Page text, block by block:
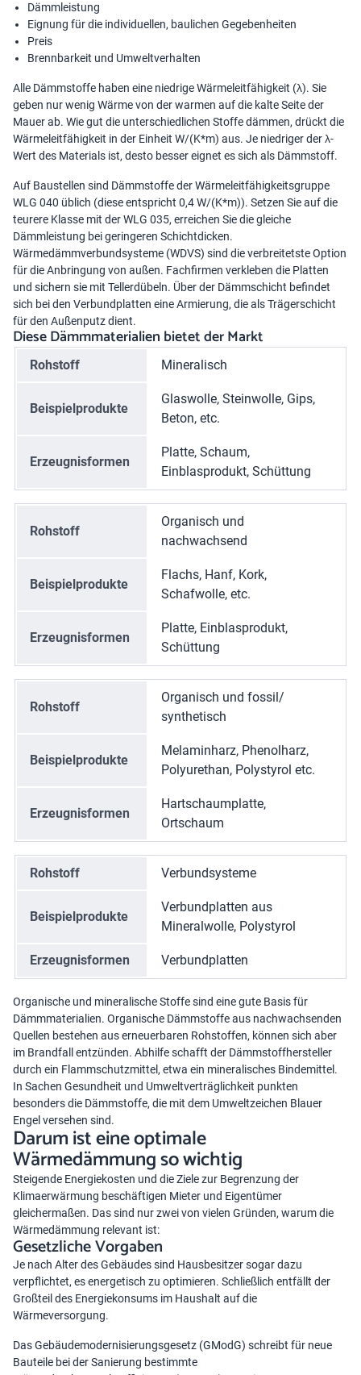
Dämmleistung
Eignung für die individuellen, baulichen Gegebenheiten
Preis
Brennbarkeit und Umweltverhalten
Alle Dämmstoffe haben eine niedrige Wärmeleitfähigkeit (λ). Sie
geben nur wenig Wärme von der warmen auf die kalte Seite der
Mauer ab. Wie gut die unterschiedlichen Stoffe dämmen, drückt die
Wärmeleitfähigkeit in der Einheit W/(K*m) aus. Je niedriger der λ-
Wert des Materials ist, desto besser eignet es sich als Dämmstoff.
Auf Baustellen sind Dämmstoffe der Wärmeleitfähigkeitsgruppe
WLG 040 üblich (diese entspricht 0,4 W/(K*m)). Setzen Sie auf die
teurere Klasse mit der WLG 035, erreichen Sie die gleiche
Dämmleistung bei geringeren Schichtdicken.
Wärmedämmverbundsysteme (WDVS) sind die verbreitetste Option
für die Anbringung von außen. Fachfirmen verkleben die Platten
und sichern sie mit Tellerdübeln. Über der Dämmschicht befindet
sich bei den Verbundplatten eine Armierung, die als Trägerschicht
für den Außenputz dient.
Diese Dämmmaterialien bietet der Markt
Rohstoff Mineralisch
Beispielprodukte
Glaswolle, Steinwolle, Gips,
Beton, etc.
Erzeugnisformen
Platte, Schaum,
Einblasprodukt, Schüttung
Rohstoff
Organisch und
nachwachsend
Beispielprodukte
Flachs, Hanf, Kork,
Schafwolle, etc.
Erzeugnisformen
Platte, Einblasprodukt,
Schüttung
Rohstoff
Organisch und fossil/
synthetisch
Beispielprodukte
Melaminharz, Phenolharz,
Polyurethan, Polystyrol etc.
Erzeugnisformen
Hartschaumplatte,
Ortschaum
Rohstoff Verbundsysteme
Beispielprodukte
Verbundplatten aus
Mineralwolle, Polystyrol
Erzeugnisformen Verbundplatten
Organische und mineralische Stoffe sind eine gute Basis für
Dämmmaterialien. Organische Dämmstoffe aus nachwachsenden
Quellen bestehen aus erneuerbaren Rohstoffen, können sich aber
im Brandfall entzünden. Abhilfe schafft der Dämmstoffhersteller
durch ein Flammschutzmittel, etwa ein mineralisches Bindemittel.
In Sachen Gesundheit und Umweltverträglichkeit punkten
besonders die Dämmstoffe, die mit dem Umweltzeichen Blauer
Engel versehen sind.
Darum ist eine optimale
Wärmedämmung so wichtig
Steigende Energiekosten und die Ziele zur Begrenzung der
Klimaerwärmung beschäftigen Mieter und Eigentümer
gleichermaßen. Das sind nur zwei von vielen Gründen, warum die
Wärmedämmung relevant ist:
Gesetzliche Vorgaben
Je nach Alter des Gebäudes sind Hausbesitzer sogar dazu
verpflichtet, es energetisch zu optimieren. Schließlich entfällt der
Großteil des Energiekonsums im Haushalt auf die
Wärmeversorgung.
DasGebäudemodernisierungsgesetz (GModG) schreibt für neue
Bauteile bei der Sanierung bestimmte